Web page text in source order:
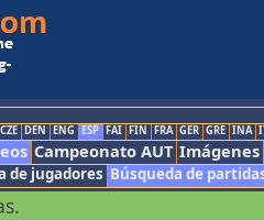
CZE DEN ENG ESP FAI FIN FRA GER GRE INA
Campeonato AUT Imágenes
de jugadores Búsqueda de